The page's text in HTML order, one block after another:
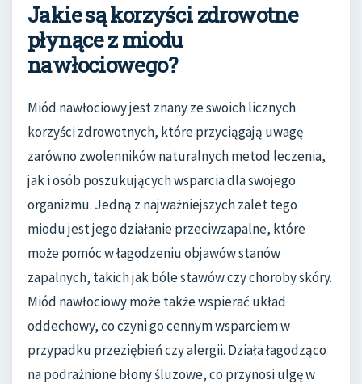
Jakie są korzyści zdrowotne
płynące z miodu
nawłociowego?
Miód nawłociowy jest znany ze swoich licznych
korzyści zdrowotnych, które przyciągają uwagę
zarówno zwolenników naturalnych metod leczenia,
jak i osób poszukujących wsparcia dla swojego
organizmu. Jedną z najważniejszych zalet tego
miodu jest jego działanie przeciwzapalne, które
może pomóc w łagodzeniu objawów stanów
zapalnych, takich jak bóle stawów czy choroby skóry.
Miód nawłociowy może także wspierać układ
oddechowy, co czyni go cennym wsparciem w
przypadku przeziębień czy alergii. Działa łagodząco
na podrażnione błony śluzowe, co przynosi ulgę w